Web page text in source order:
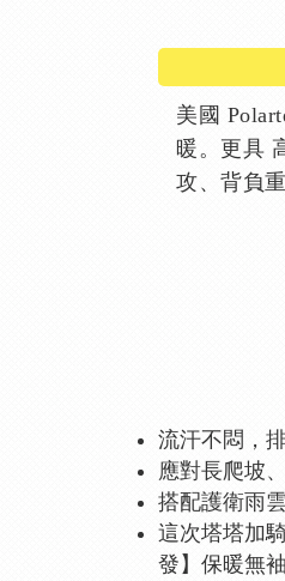
美國
暖。更具
攻、背負
流汗不悶，
應對長爬坡
搭配護衛雨
這次塔塔加
發】保暖無